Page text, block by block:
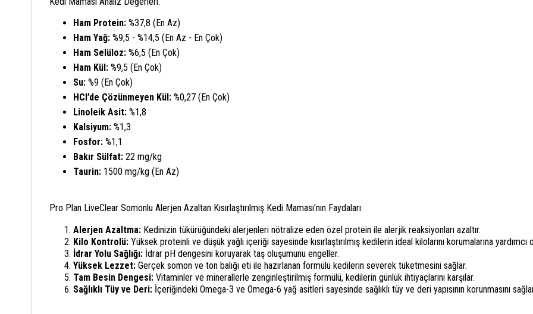
Ham Protein: %37,8 (En Az)
Ham Yağ: %9,5 - %14,5 (En Az - En Çok)
Ham Selüloz: %6,5 (En Çok)
Ham Kül: %9,5 (En Çok)
Su: %9 (En Çok)
HCI’de Çözünmeyen Kül: %0,27 (En Çok)
Linoleik Asit: %1,8
Kalsiyum: %1,3
Fosfor: %1,1
Bakır Sülfat: 22 mg/kg
Taurin: 1500 mg/kg (En Az)
Pro Plan LiveClear Somonlu Alerjen Azaltan Kısırlaştırılmış Kedi Maması'nın Faydaları:
Alerjen Azaltma: Kedinizin tükürüğündeki alerjenleri nötralize eden özel protein ile alerjik reaksiyonları azaltır.
Kilo Kontrolü: Yüksek proteinli ve düşük yağlı içeriği sayesinde kısırlaştırılmış kedilerin ideal kilolarını korumalarına yardımcı
İdrar Yolu Sağlığı: İdrar pH dengesini koruyarak taş oluşumunu engeller.
Yüksek Lezzet: Gerçek somon ve ton balığı eti ile hazırlanan formülü kedilerin severek tüketmesini sağlar.
Tam Besin Dengesi: Vitaminler ve minerallerle zenginleştirilmiş formülü, kedilerin günlük ihtiyaçlarını karşılar.
Sağlıklı Tüy ve Deri: İçeriğindeki Omega-3 ve Omega-6 yağ asitleri sayesinde sağlıklı tüy ve deri yapısının korunmasını